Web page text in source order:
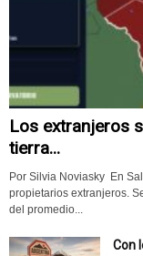
Los extranjeros
tierra...
Por Silvia Noviasky En
propietarios extranjeros.
del promedio...
Con